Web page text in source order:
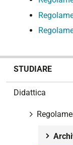
STUDIARE
Didattica